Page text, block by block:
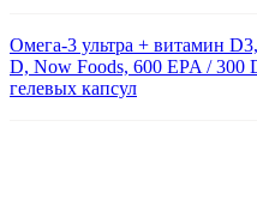
Омега-3 ультра + витамин
D, Now Foods, 600 EPA / 300
гелевых капсул